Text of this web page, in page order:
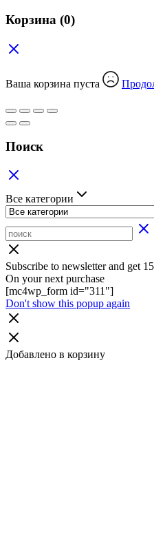
Корзина (0)
Ваша корзина пуста
Поиск
Все категории
Subscribe to newsletter and get
On your next purchase
[mc4wp_form id="311"]
Don't show this popup again
Добавлено в корзину